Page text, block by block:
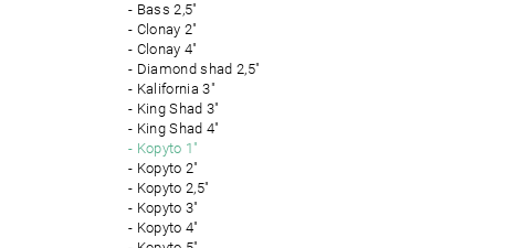
Bass 2,5"
Clonay 2"
Clonay 4"
Diamond shad 2,5"
Kalifornia 3"
King Shad 3"
King Shad 4"
Kopyto 1"
Kopyto 2"
Kopyto 2,5"
Kopyto 3"
Kopyto 4"